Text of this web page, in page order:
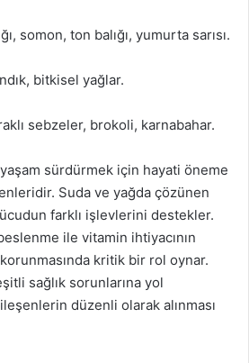
somon, ton balığı, yumurta sarısı.
bitkisel yağlar.
sebzeler, brokoli, karnabahar.
sürdürmek için hayati öneme
Suda ve yağda çözünen
farklı işlevlerini destekler.
ile vitamin ihtiyacının
korunmasında kritik bir rol oynar.
sağlık sorunlarına yol
düzenli olarak alınması